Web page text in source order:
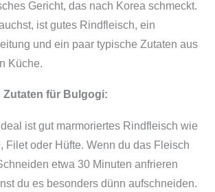
Gericht, das nach Korea schmeckt.
ist gutes Rindfleisch, ein
und ein paar typische Zutaten aus
Küche.
Zutaten für Bulgogi:
Ideal ist gut marmoriertes Rindfleisch wie
Filet oder Hüfte. Wenn du das Fleisch
etwa 30 Minuten anfrieren
du es besonders dünn aufschneiden.